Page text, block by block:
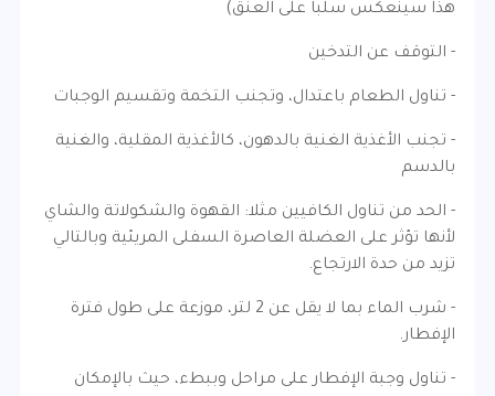
هذا سينعكس سلبا على العنق)
- التوقف عن التدخين
- تناول الطعام باعتدال، وتجنب التخمة وتقسيم الوجبات
- تجنب الأغذية الغنية بالدهون، كالأغذية المقلية، والغنية
بالدسم
- الحد من تناول الكافيين مثلا: القهوة والشكولاتة والشاي
لأنها تؤثر على العضلة العاصرة السفلى المريئية وبالتالي
تزيد من حدة الارتجاع.
- شرب الماء بما لا يقل عن 2 لتر، موزعة على طول فترة
الإفطار.
- تناول وجبة الإفطار على مراحل وببطء، حيث بالإمكان